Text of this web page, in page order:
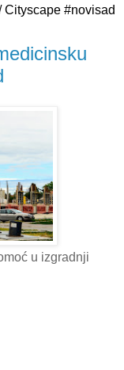
#novisad
u izgradnji